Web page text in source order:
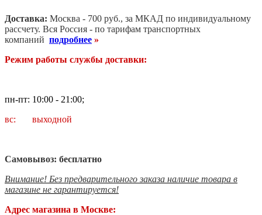
Доставка: Москва - 700 руб., за МКАД по индивидуальному
рассчету. Вся Россия - по тарифам транспортных
компаний подробнее »
Режим работы службы доставки:
пн-пт: 10:00 - 21:00;
вс: выходной
Самовывоз: бесплатно
Внимание! Без предварительного заказа наличие товара в
магазине не гарантируется!
Адрес магазина в Москве: